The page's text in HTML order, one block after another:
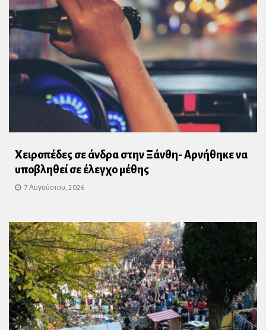
Χειροπέδες σε άνδρα στην Ξάνθη- Αρνήθηκε να
υποβληθεί σε έλεγχο μέθης
7 Αυγούστου, 2026